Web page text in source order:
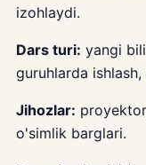
izohlaydi.
Dars turi: yangi
guruhlarda ishlash,
Jihozlar:
o'simlik barglari.